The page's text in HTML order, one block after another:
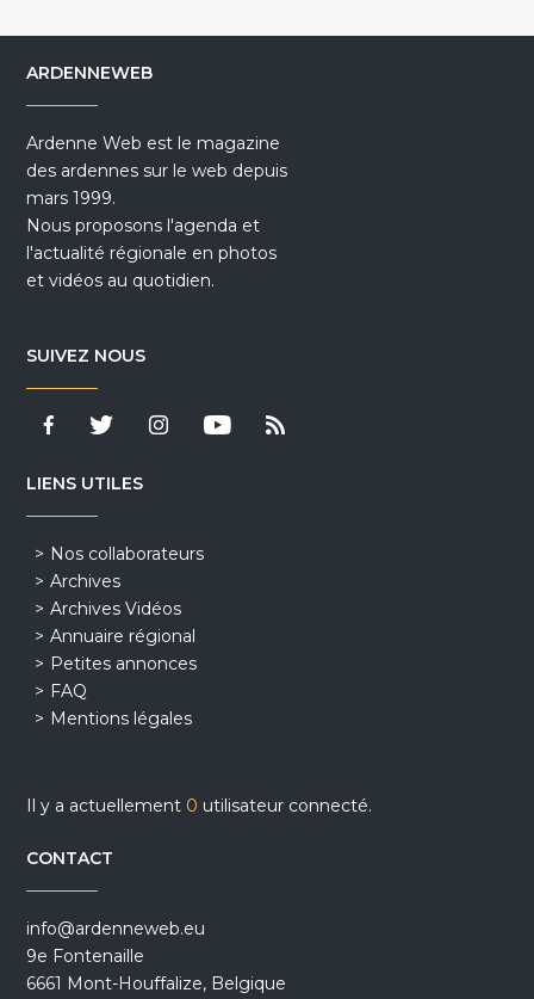
ARDENNEWEB
Ardenne Web est le magazine
des ardennes sur le web depuis
mars 1999.
Nous proposons l'agenda et
l'actualité régionale en photos
et vidéos au quotidien.
SUIVEZ NOUS
LIENS UTILES
Nos collaborateurs
Archives
Archives Vidéos
Annuaire régional
Petites annonces
FAQ
Mentions légales
Il y a actuellement 0 utilisateur connecté.
CONTACT
info@ardenneweb.eu
9e Fontenaille
6661 Mont-Houffalize, Belgique